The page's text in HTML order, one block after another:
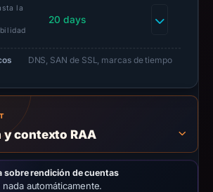
guarantee.
interacting
with
the
submit
an
la
20 days
DNS, SAN de SSL, marcas de tiempo
contexto RAA
sobre rendición de cuentas
automáticamente.